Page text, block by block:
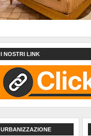
I NOSTRI LINK
URBANIZZAZIONE